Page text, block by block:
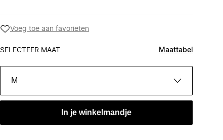
Voeg toe aan favorieten
SELECTEER MAAT Maattabel
M
In je winkelmandje